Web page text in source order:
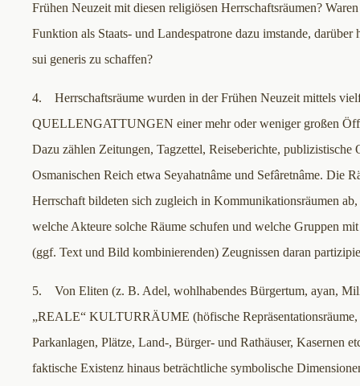
Frühen Neuzeit mit diesen religiösen Herrschaftsräumen?
Funktion als Staats- und Landespatrone dazu imstande, darüber
sui generis zu schaffen?
4. Herrschaftsräume wurden in der Frühen Neuzeit mittels
QUELLENGATTUNGEN einer mehr oder weniger großen
Dazu zählen Zeitungen, Tagzettel, Reiseberichte, publizistische
Osmanischen Reich etwa Seyahatnâme und Sefâretnâme. Die
Herrschaft bildeten sich zugleich in Kommunikationsräumen
welche Akteure solche Räume schufen und welche Gruppen
(ggf. Text und Bild kombinierenden) Zeugnissen daran
5. Von Eliten (z. B. Adel, wohlhabendes Bürgertum, ayan,
„REALE“ KULTURRÄUME (höfische Repräsentationsräume,
Parkanlagen, Plätze, Land-, Bürger- und Rathäuser, Kasernen
faktische Existenz hinaus beträchtliche symbolische